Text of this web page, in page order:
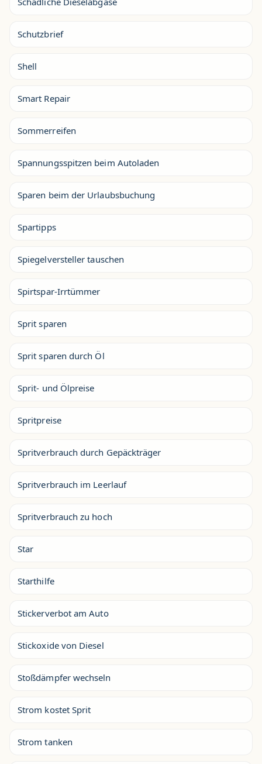
Schutzbrief
Shell
Smart Repair
Sommerreifen
Spannungsspitzen beim Autoladen
Sparen beim der Urlaubsbuchung
Spartipps
Spiegelversteller tauschen
Spirtspar-Irrtümmer
Sprit sparen
Sprit sparen durch Öl
Sprit- und Ölpreise
Spritpreise
Spritverbrauch durch Gepäckträger
Spritverbrauch im Leerlauf
Spritverbrauch zu hoch
Star
Starthilfe
Stickerverbot am Auto
Stickoxide von Diesel
Stoßdämpfer wechseln
Strom kostet Sprit
Strom tanken